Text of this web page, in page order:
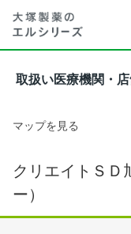
取扱い医療機関・
マップを見る
クリエイトＳＤ
ー）